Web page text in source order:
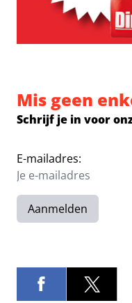
Mis geen
Schrijf je in voor
E-mailadres:
Aanmelden